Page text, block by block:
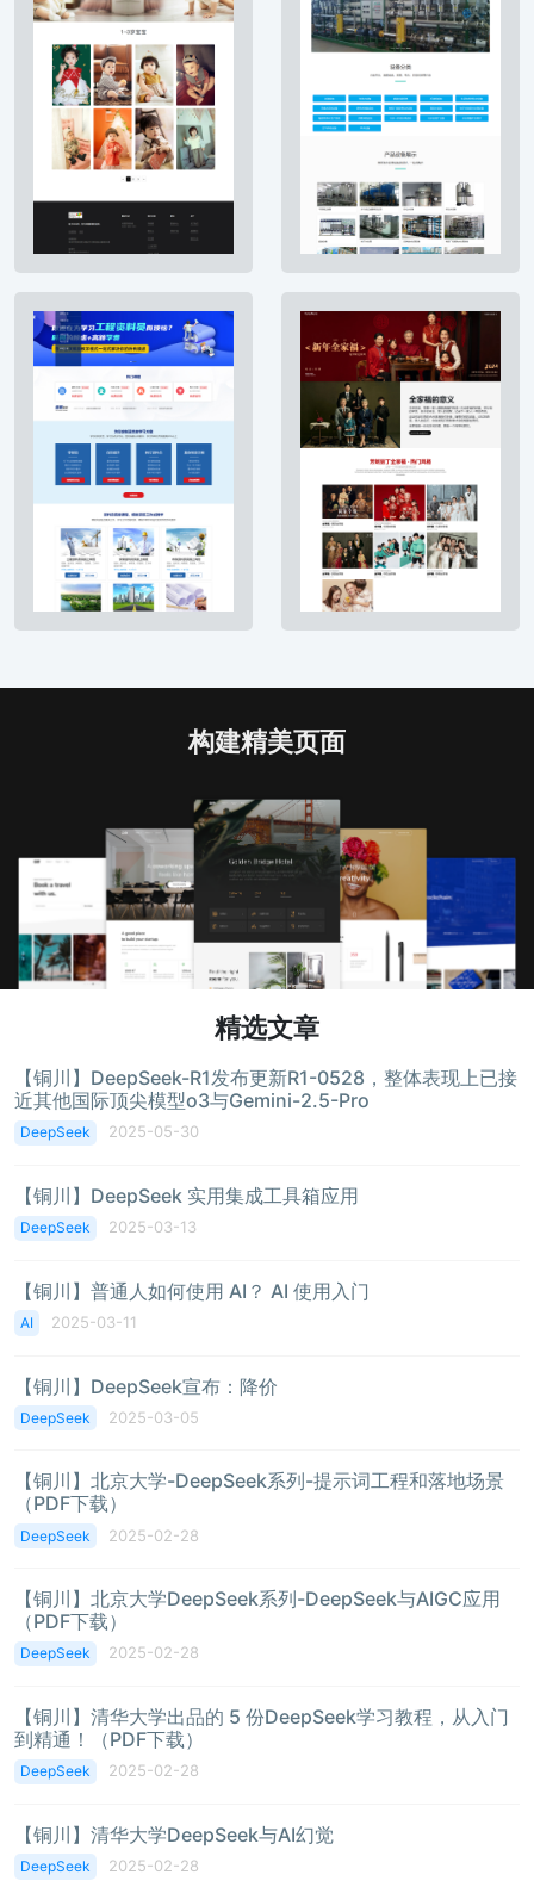
构建精美页面
精选文章
【铜川】DeepSeek-R1发布更新R1-0528，整体表现上已接
近其他国际顶尖模型o3与Gemini-2.5-Pro
DeepSeek 2025-05-30
【铜川】DeepSeek 实用集成工具箱应用
DeepSeek 2025-03-13
【铜川】普通人如何使用 AI？ AI 使用入门
AI 2025-03-11
【铜川】DeepSeek宣布：降价
DeepSeek 2025-03-05
【铜川】北京大学-DeepSeek系列-提示词工程和落地场景
（PDF下载）
DeepSeek 2025-02-28
【铜川】北京大学DeepSeek系列-DeepSeek与AIGC应用
（PDF下载）
DeepSeek 2025-02-28
【铜川】清华大学出品的 5 份DeepSeek学习教程，从入门
到精通！（PDF下载）
DeepSeek 2025-02-28
【铜川】清华大学DeepSeek与AI幻觉
DeepSeek 2025-02-28